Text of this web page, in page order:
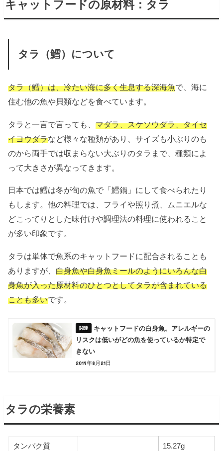
キャットフードの原材料：タラ
タラ（鱈）について
タラ（鱈）は、冷たい海に多く生息する深海魚で、海に
住む他の魚や貝類などを食べています。
タラと一言で言っても、マダラ、スケソウダラ、タイセ
イヨウダラなど様々な種類があり、サイズも小ぶりのも
のから両手では収まらない大ぶりのタラまで、種類によ
って大きさが異なってきます。
日本では鱈は冬が旬の魚で「鱈鍋」にして食べられたり
もします。他の料理では、フライや照り煮、ムニエルな
どこってりとした味付けや調理法の料理に使われること
が多い印象です。
タラは単体で魚系のキャットフードに配合されることも
ありますが、白身魚や白身魚ミールのようにいろんな白
身魚が入った原材料のひとつとしてタラが含まれている
ことも多いです。
キャットフードの白身魚。アレルギーの
リスクは低いがどの魚を使っているか特定で
きない
2019年8月21日
タラの栄養素
タンパク質 15.27g